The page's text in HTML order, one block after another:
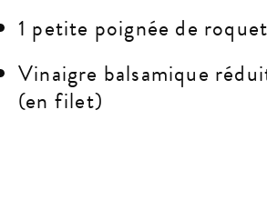
1 petite poignée de
Vinaigre balsamique
(en filet)